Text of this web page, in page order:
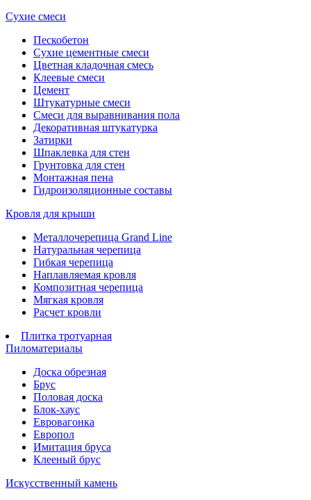
Сухие смеси
Пескобетон
Сухие цементные смеси
Цветная кладочная смесь
Клеевые смеси
Цемент
Штукатурные смеси
Смеси для выравнивания пола
Декоративная штукатурка
Затирки
Шпаклевка для стен
Грунтовка для стен
Монтажная пена
Гидроизоляционные составы
Кровля для крыши
Металлочерепица Grand Line
Натуральная черепица
Гибкая черепица
Наплавляемая кровля
Композитная черепица
Мягкая кровля
Расчет кровли
Плитка тротуарная
Пиломатериалы
Доска обрезная
Брус
Половая доска
Блок-хаус
Евровагонка
Европол
Имитация бруса
Клееный брус
Искусственный камень